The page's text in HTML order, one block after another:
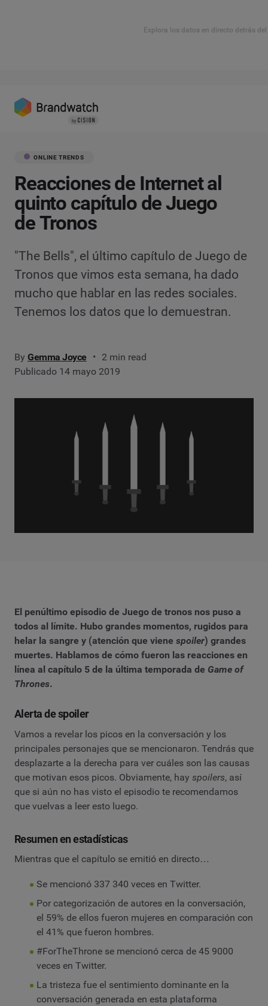
Explora los datos en directo detrás
ONLINE TRENDS
Reacciones de Internet al
quinto capítulo de Juego
de Tronos
"The Bells", el último capítulo de Juego de
Tronos que vimos esta semana, ha dado
mucho que hablar en las redes sociales.
Tenemos los datos que lo demuestran.
By Gemma Joyce
2 min read
Publicado 14 mayo 2019
El penúltimo episodio de Juego de tronos nos puso a
todos al límite. Hubo grandes momentos, rugidos para
helar la sangre y (atención que viene spoiler) grandes
muertes. Hablamos de cómo fueron las reacciones en
línea al capítulo 5 de la última temporada de Game of
Thrones.
Alerta de spoiler
Vamos a revelar los picos en la conversación y los
principales personajes que se mencionaron. Tendrás que
desplazarte a la derecha para ver cuáles son las causas
que motivan esos picos. Obviamente, hay spoilers, así
que si aún no has visto el episodio te recomendamos
que vuelvas a leer esto luego.
Resumen en estadísticas
Mientras que el capítulo se emitió en directo…
Se mencionó 337 340 veces en Twitter.
Por categorización de autores en la conversación,
el 59% de ellos fueron mujeres en comparación con
el 41% que fueron hombres.
#ForTheThrone se mencionó cerca de 45 9000
veces en Twitter.
La tristeza fue el sentimiento dominante en la
conversación generada en esta plataforma